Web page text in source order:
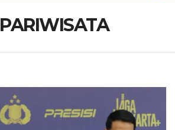
PARIWISATA